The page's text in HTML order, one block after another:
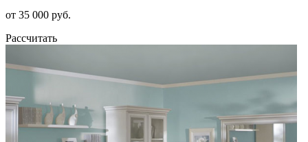
от 35 000 руб.
Рассчитать